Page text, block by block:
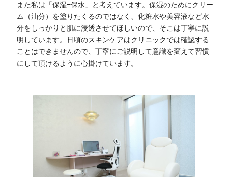
また私は「保湿=保水」と考えています。保湿のためにクリー
ム（油分）を塗りたくるのではなく、化粧水や美容液など水
分をしっかりと肌に浸透させてほしいので、そこは丁寧に説
明しています。日頃のスキンケアはクリニックでは確認する
ことはできませんので、丁寧にご説明して意識を変えて習慣
にして頂けるように心掛けています。